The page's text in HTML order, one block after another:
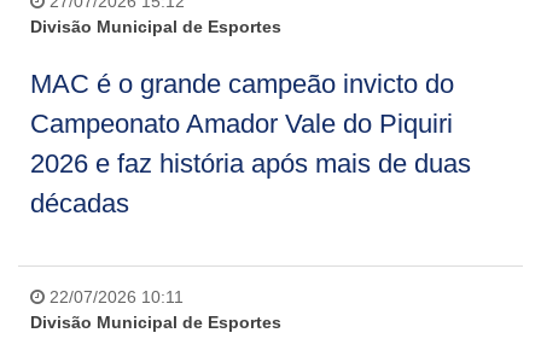
Divisão Municipal de Esportes
MAC é o grande campeão invicto do
Campeonato Amador Vale do Piquiri
2026 e faz história após mais de duas
décadas
22/07/2026 10:11
Divisão Municipal de Esportes